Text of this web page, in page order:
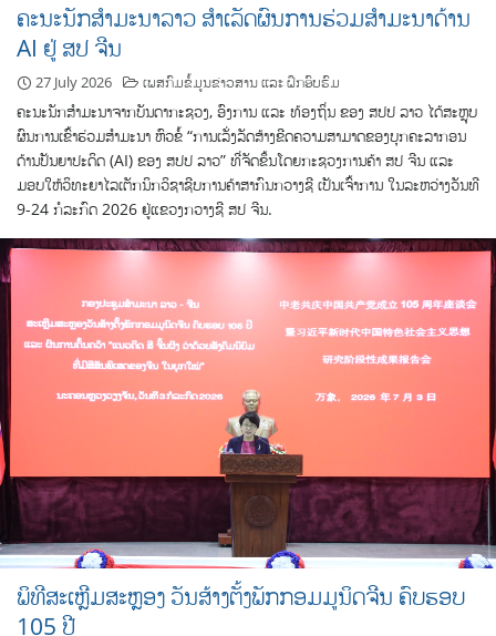
ຄະນະນັກສຳມະນາລາວ ສຳເລັດຜົນການຮ່ວມສຳມະນາດ້ານ
AI ຢູ່ ສປ ຈີນ
27 July 2026 ເພສກົມຂໍ້ມູນຂ່າວສານ ແລະ ຝຶກອົບຮົມ
ຄະນະນັກສຳມະນາຈາກບັນດາກະຊວງ, ອົງການ ແລະ ທ້ອງຖິ່ນ ຂອງ ສປປ ລາວ ໄດ້ສະຫຼຸບ
ຜົນການເຂົ້າຮ່ວມສຳມະນາ ຫົວຂໍ້ “ການເລັ່ງລັດສ້າງຂີດຄວາມສາມາດຂອງບຸກຄະລາກອນ
ດ້ານປັນຍາປະດິດ (AI) ຂອງ ສປປ ລາວ” ທີ່ຈັດຂຶ້ນໂດຍກະຊວງການຄ້າ ສປ ຈີນ ແລະ
ມອບໃຫ້ວິທະຍາໄລເຕັກນິກວິຊາຊີບການຄ້າສາກົນກວາງຊີ ເປັນເຈົ້າການ ໃນລະຫວ່າງວັນທີ
9-24 ກໍລະກົດ 2026 ຢູ່ແຂວງກວາງຊີ ສປ ຈີນ.
ພິທີສະເຫຼີມສະຫຼອງ ວັນສ້າງຕັ້ງພັກກອມມູນິດຈີນ ຄົບຮອບ
105 ປີ